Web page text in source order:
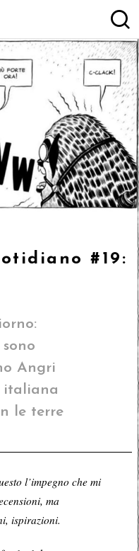
#19:
Angri
italiana
le terre
l’impegno che mi
ma
ispirazioni.